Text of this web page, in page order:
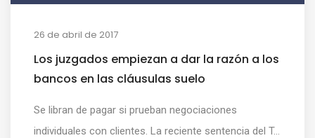
26 de abril de 2017
Los juzgados empiezan a dar la razón a los
bancos en las cláusulas suelo
Se libran de pagar si prueban negociaciones
individuales con clientes. La reciente sentencia del T...